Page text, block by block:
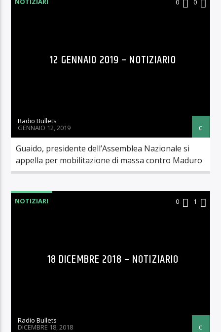
0 0
12 GENNAIO 2019 – NOTIZIARIO
Radio Bullets
GENNAIO 12, 2019
Guaido, presidente dell’Assemblea Nazionale si
appella per mobilitazione di massa contro Maduro
NOTIZIARI 0 1
18 DICEMBRE 2018 – NOTIZIARIO
Radio Bullets
DICEMBRE 18, 2018